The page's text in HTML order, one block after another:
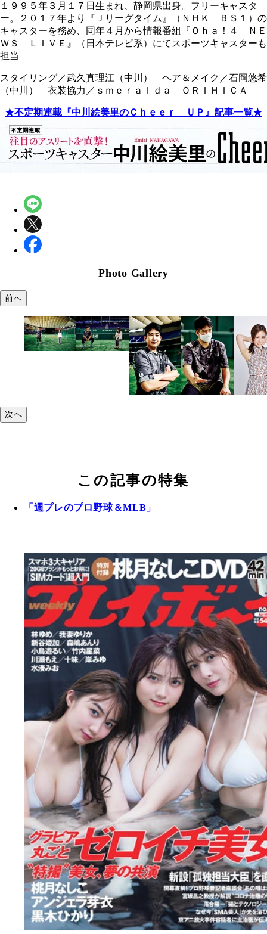
１９９５年３月１７日生まれ、静岡県出身。フリーキャスタ
ー。２０１７年より『Ｊリーグタイム』（ＮＨＫ ＢＳ１）の
キャスターを務め、同年４月から情報番組『Ｏｈａ！４ ＮＥ
ＷＳ ＬＩＶＥ』（日本テレビ系）にてスポーツキャスターも
担当
スタイリング／武久真理江（中川） ヘア＆メイク／石岡悠希
（中川） 衣装協力／ｓｍｅｒａｌｄａ ＯＲＩＨＩＣＡ
★不定期連載『中川絵美里のＣｈｅｅｒ ＵＰ』記事一覧★
Photo Gallery
前へ
次へ
この記事の特集
「週プレのプロ野球＆MLB」